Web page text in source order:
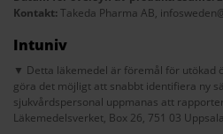
Kontakt: Takeda Pharma AB,
Intuniv
▼ Detta läkemedel är föremål för utökad
göra det möjligt att snabbt identifiera ny
sjukvårdspersonal uppmanas att
Läkemedelsverket, Box 26, 751 03